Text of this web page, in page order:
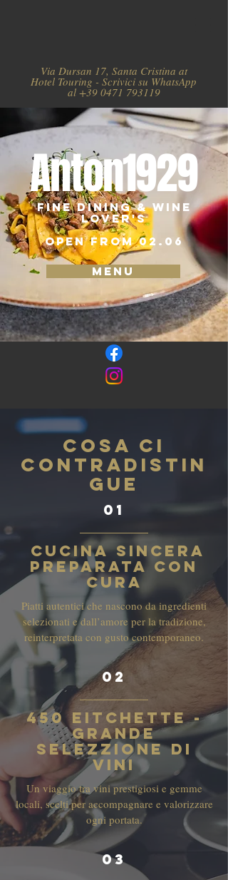
Via Dursan 17, Santa Cristina at
Hotel Touring - Scrivici su WhatsApp
al +39 0471 793119
Anton1929
Fine Dining & Wine
Lover'S
OPEN FROM 02.06
MENU
Cosa ci
contradistin
gue
01
Cucina sincera
preparata con
cura
Piatti autentici che nascono da ingredienti
selezionati e dall’amore per la tradizione,
reinterpretata con gusto contemporaneo.
02
450 Eitchette -
Grande
selezzione di
vini
Un viaggio tra vini prestigiosi e gemme
locali, scelti per accompagnare e valorizzare
ogni portata.
03